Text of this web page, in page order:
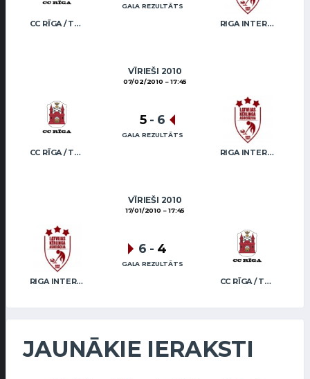
CC RĪGA / TRUKŠĀNS RIGA INTERNATIONAL CURLING CLUB / GRAY
GALA REZULTĀTS
VĪRIEŠI 2010
07/02/2010 17:45
CC RĪGA / TRUKŠĀNS RIGA INTERNATIONAL CURLING CLUB / GRAY
5 - 6
GALA REZULTĀTS
VĪRIEŠI 2010
17/01/2010 17:45
RIGA INTERNATIONAL CURLING CLUB / GRAY CC RĪGA / TRUKŠĀNS
6 - 4
GALA REZULTĀTS
JAUNĀKIE IERAKSTI